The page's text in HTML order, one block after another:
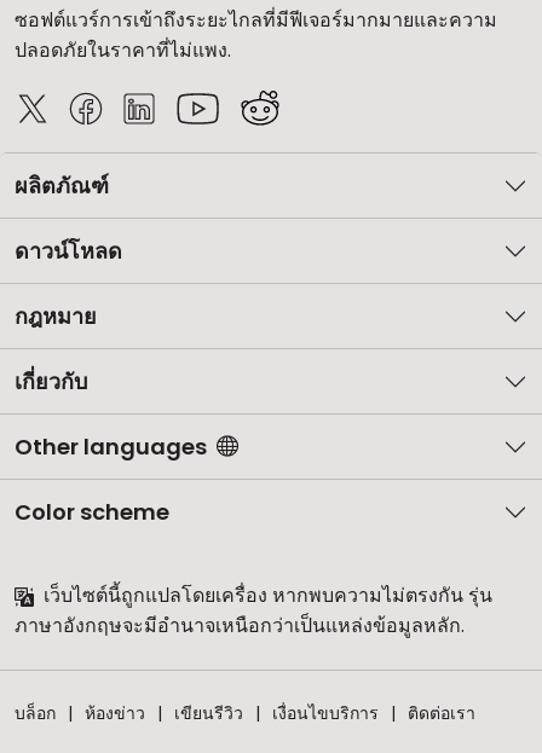
ซอฟต์แวร์การเข้าถึงระยะไกลที่มีฟีเจอร์มากมายและความ
ปลอดภัยในราคาที่ไม่แพง.
ผลิตภัณฑ์
ดาวน์โหลด
กฎหมาย
เกี่ยวกับ
Other languages
Color scheme
เว็บไซต์นี้ถูกแปลโดยเครื่อง หากพบความไม่ตรงกัน รุ่น
ภาษาอังกฤษจะมีอำนาจเหนือกว่าเป็นแหล่งข้อมูลหลัก.
บล็อก ห้องข่าว เขียนรีวิว เงื่อนไขบริการ ติดต่อเรา